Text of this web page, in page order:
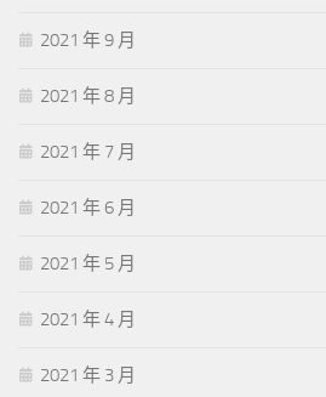
2021 年 9 月
2021 年 8 月
2021 年 7 月
2021 年 6 月
2021 年 5 月
2021 年 4 月
2021 年 3 月